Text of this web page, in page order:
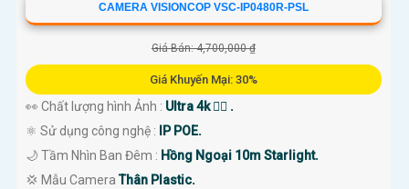
CAMERA VISIONCOP VSC-IP0480R-PSL
Giá Bán: 4,700,000 ₫
Giá Khuyến Mại: 30%
👀 Chất lượng hình Ảnh : Ultra 4k 👍🏾 .
⚛️ Sử dụng công nghệ :
IP POE.
🌙 Tầm Nhìn Ban Đêm : Hồng Ngoại 10m Starlight.
💢 Mẫu CameraThân Plastic.